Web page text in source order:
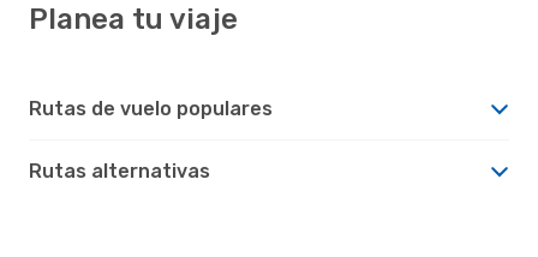
Planea tu viaje
Rutas de vuelo populares
Rutas alternativas